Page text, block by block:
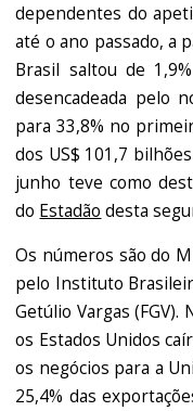
dependentes do
até o ano passado, a
Brasil saltou de
desencadeada pelo
para 33,8% no
dos US$ 101,7
junho teve como
do Estadão desta
Os números são do
pelo Instituto
Getúlio Vargas
os Estados Unidos
os negócios para a
25,4% das